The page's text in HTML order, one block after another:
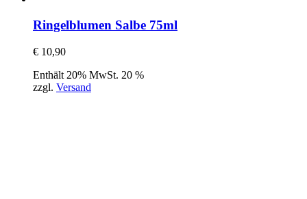
Ringelblumen Salbe 75ml
€ 10,90
Enthält 20% MwSt. 20 %
zzgl. Versand